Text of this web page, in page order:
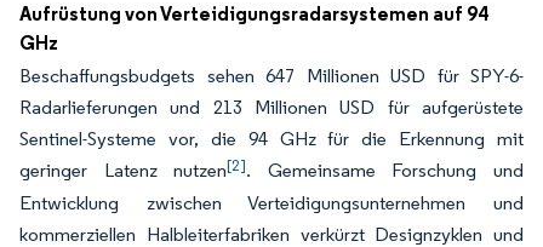
Aufrüstung von Verteidigungsradarsystemen auf 94
GHz
Beschaffungsbudgets sehen 647 Millionen USD für SPY-6-
Radarlieferungen und 213 Millionen USD für aufgerüstete
Sentinel-Systeme vor, die 94 GHz für die Erkennung mit
geringer Latenz nutzen[2]. Gemeinsame Forschung und
Entwicklung zwischen Verteidigungsunternehmen und
kommerziellen Halbleiterfabriken verkürzt Designzyklen und